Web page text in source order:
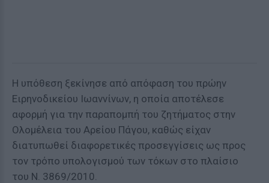
Η υπόθεση ξεκίνησε από απόφαση του πρώην
Ειρηνοδικείου Ιωαννίνων, η οποία αποτέλεσε
αφορμή για την παραπομπή του ζητήματος στην
Ολομέλεια του Αρείου Πάγου, καθώς είχαν
διατυπωθεί διαφορετικές προσεγγίσεις ως προς
τον τρόπο υπολογισμού των τόκων στο πλαίσιο
του Ν. 3869/2010.